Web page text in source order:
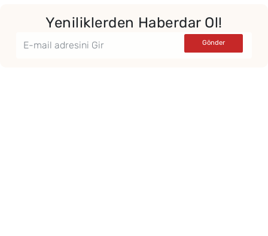
Yeniliklerden Haberdar Ol!